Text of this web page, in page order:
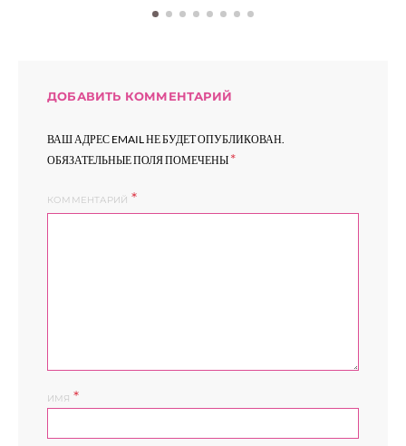
ДОБАВИТЬ КОММЕНТАРИЙ
ВАШ АДРЕС EMAIL НЕ БУДЕТ ОПУБЛИКОВАН.
ОБЯЗАТЕЛЬНЫЕ ПОЛЯ ПОМЕЧЕНЫ *
КОММЕНТАРИЙ
ИМЯ *